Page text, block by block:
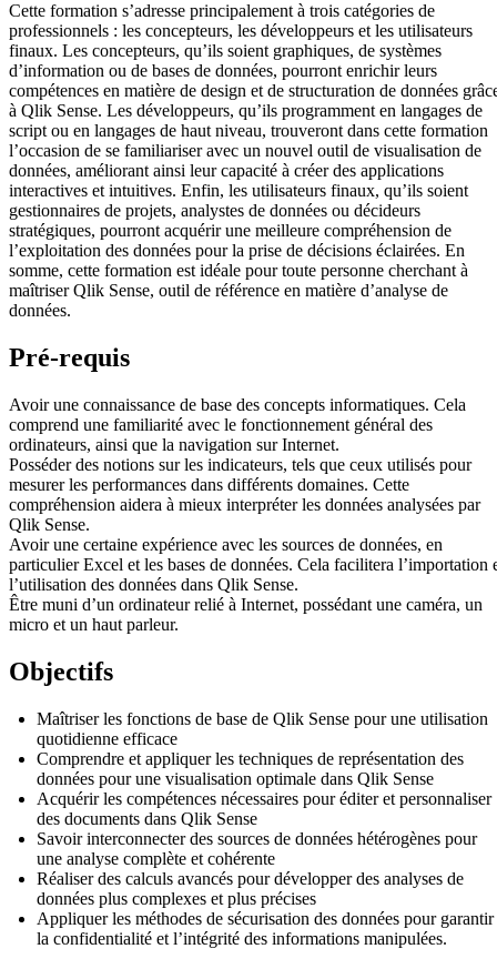
Cette formation s’adresse principalement à trois catégories de
professionnels : les concepteurs, les développeurs et les utilisateurs
finaux. Les concepteurs, qu’ils soient graphiques, de systèmes
d’information ou de bases de données, pourront enrichir leurs
compétences en matière de design et de structuration de données
à Qlik Sense. Les développeurs, qu’ils programment en langages de
script ou en langages de haut niveau, trouveront dans cette formation
l’occasion de se familiariser avec un nouvel outil de visualisation de
données, améliorant ainsi leur capacité à créer des applications
interactives et intuitives. Enfin, les utilisateurs finaux, qu’ils soient
gestionnaires de projets, analystes de données ou décideurs
stratégiques, pourront acquérir une meilleure compréhension de
l’exploitation des données pour la prise de décisions éclairées. En
somme, cette formation est idéale pour toute personne cherchant à
maîtriser Qlik Sense, outil de référence en matière d’analyse de
données.
Pré-requis
Avoir une connaissance de base des concepts informatiques. Cela
comprend une familiarité avec le fonctionnement général des
ordinateurs, ainsi que la navigation sur Internet.
Posséder des notions sur les indicateurs, tels que ceux utilisés pour
mesurer les performances dans différents domaines. Cette
compréhension aidera à mieux interpréter les données analysées par
Qlik Sense.
Avoir une certaine expérience avec les sources de données, en
particulier Excel et les bases de données. Cela facilitera l’importation
l’utilisation des données dans Qlik Sense.
Être muni d’un ordinateur relié à Internet, possédant une caméra, un
micro et un haut parleur.
Objectifs
Maîtriser les fonctions de base de Qlik Sense pour une utilisation
quotidienne efficace
Comprendre et appliquer les techniques de représentation des
données pour une visualisation optimale dans Qlik Sense
Acquérir les compétences nécessaires pour éditer et personnaliser
des documents dans Qlik Sense
Savoir interconnecter des sources de données hétérogènes pour
une analyse complète et cohérente
Réaliser des calculs avancés pour développer des analyses de
données plus complexes et plus précises
Appliquer les méthodes de sécurisation des données pour garantir
la confidentialité et l’intégrité des informations manipulées.